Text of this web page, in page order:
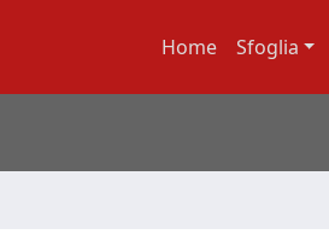
Home Sfoglia